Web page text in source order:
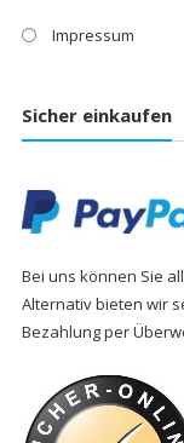
Impressum
Sicher einkaufen
Bei uns können Sie
Alternativ bieten wir
Bezahlung per